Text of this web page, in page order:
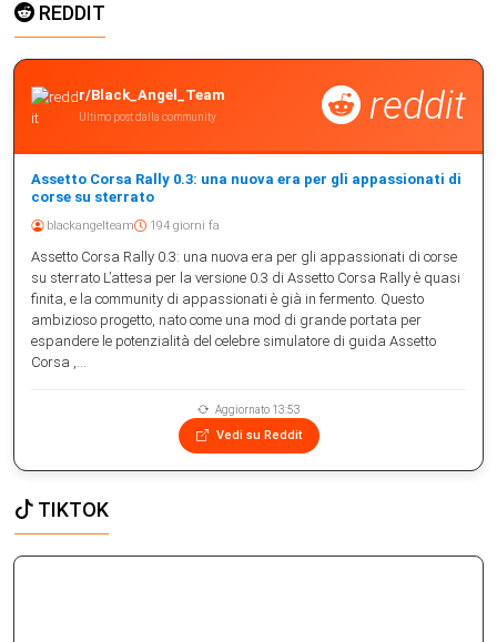
REDDIT
r/Black_Angel_Team
Ultimo post dalla community reddit
Assetto Corsa Rally 0.3: una nuova era per gli appassionati di
corse su sterrato
blackangelteam 194 giorni fa
Assetto Corsa Rally 0.3: una nuova era per gli appassionati di corse
su sterrato L’attesa per la versione 0.3 di Assetto Corsa Rally è quasi
finita, e la community di appassionati è già in fermento. Questo
ambizioso progetto, nato come una mod di grande portata per
espandere le potenzialità del celebre simulatore di guida Assetto
Corsa ,...
Aggiornato 13:53
Vedi su Reddit
TIKTOK